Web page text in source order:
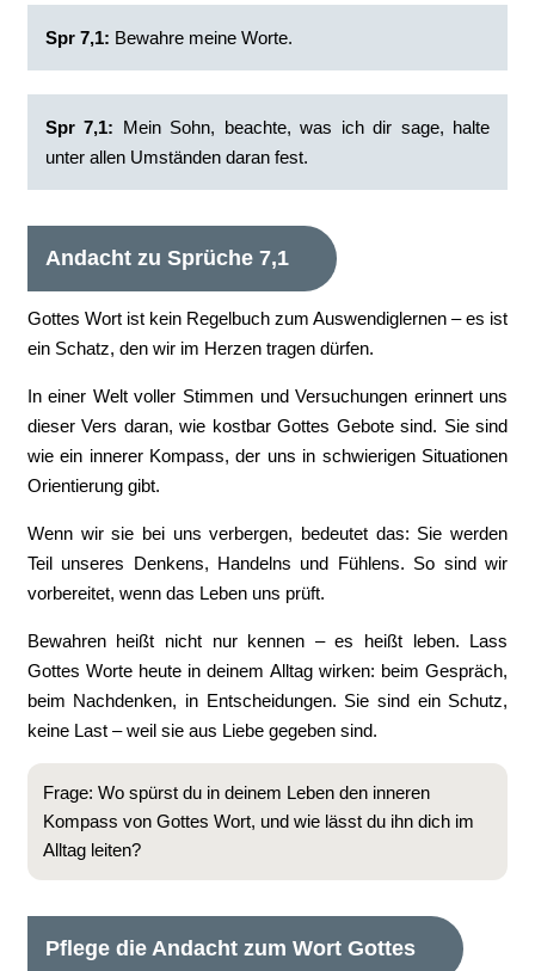
Spr 7,1: Bewahre meine Worte.
Spr 7,1: Mein Sohn, beachte, was ich dir sage, halte
unter allen Umständen daran fest.
Andacht zu Sprüche 7,1
Gottes Wort ist kein Regelbuch zum Auswendiglernen – es ist
ein Schatz, den wir im Herzen tragen dürfen.
In einer Welt voller Stimmen und Versuchungen erinnert uns
dieser Vers daran, wie kostbar Gottes Gebote sind. Sie sind
wie ein innerer Kompass, der uns in schwierigen Situationen
Orientierung gibt.
Wenn wir sie bei uns verbergen, bedeutet das: Sie werden
Teil unseres Denkens, Handelns und Fühlens. So sind wir
vorbereitet, wenn das Leben uns prüft.
Bewahren heißt nicht nur kennen – es heißt leben. Lass
Gottes Worte heute in deinem Alltag wirken: beim Gespräch,
beim Nachdenken, in Entscheidungen. Sie sind ein Schutz,
keine Last – weil sie aus Liebe gegeben sind.
Frage: Wo spürst du in deinem Leben den inneren
Kompass von Gottes Wort, und wie lässt du ihn dich im
Alltag leiten?
Pflege die Andacht zum Wort Gottes